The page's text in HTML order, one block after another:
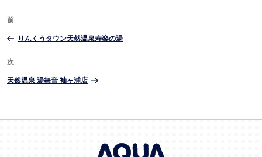
投
稿
ナ
ビ
前
投
稿
前
りんくうタウン天然温泉寿楽の湯
次
投
次
天然温泉 湯舞音 袖ヶ浦店